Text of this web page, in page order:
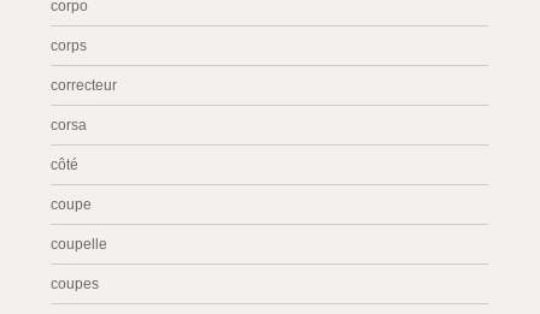
corpo
corps
correcteur
corsa
côté
coupe
coupelle
coupes